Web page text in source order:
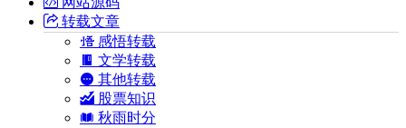
转载文章
感悟转载
文学转载
其他转载
股票知识
秋雨时分